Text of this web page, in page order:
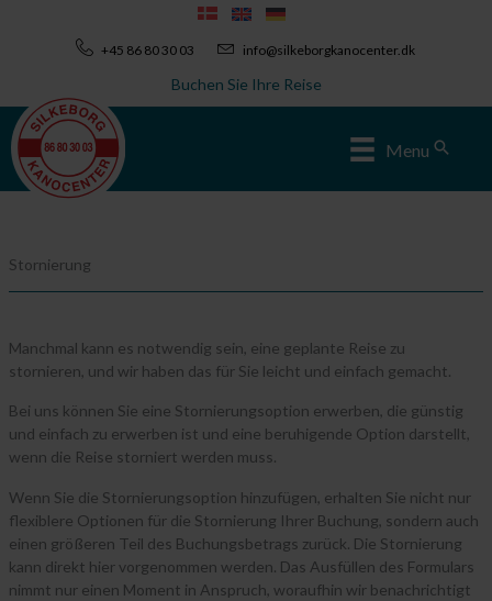
+45 86 80 30 03 info@silkeborgkanocenter.dk
Buchen Sie Ihre Reise
Menu
Stornierung
Manchmal kann es notwendig sein, eine geplante Reise zu
stornieren, und wir haben das für Sie leicht und einfach gemacht.
Bei uns können Sie eine Stornierungsoption erwerben, die günstig
und einfach zu erwerben ist und eine beruhigende Option darstellt,
wenn die Reise storniert werden muss.
Wenn Sie die Stornierungsoption hinzufügen, erhalten Sie nicht nur
flexiblere Optionen für die Stornierung Ihrer Buchung, sondern auch
einen größeren Teil des Buchungsbetrags zurück. Die Stornierung
kann direkt hier vorgenommen werden. Das Ausfüllen des Formulars
nimmt nur einen Moment in Anspruch, woraufhin wir benachrichtigt